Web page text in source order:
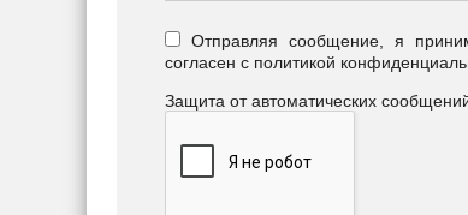
Отправляя сообщение, я
согласен с политикой
Защита от автоматических